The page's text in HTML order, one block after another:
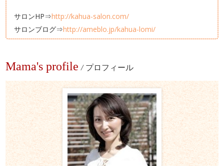
サロンHP⇒http://kahua-salon.com/
サロンブログ⇒http://ameblo.jp/kahua-lomi/
Mama's profile / プロフィール